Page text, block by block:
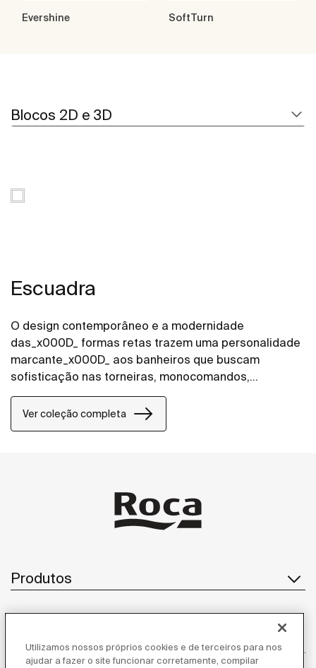
Evershine SoftTurn
Blocos 2D e 3D
Escuadra
O design contemporâneo e a modernidade
das_x000D_ formas retas trazem uma personalidade
marcante_x000D_ aos banheiros que buscam
sofisticação nas torneiras, monocomandos,
misturadores bicomando e acabamento de registro
um toque diferenciado.
Ver coleção completa
Produtos
Atendimento ao cliente
Utilizamos nossos próprios cookies e de terceiros para nos
ajudar a fazer o site funcionar corretamente, compilar